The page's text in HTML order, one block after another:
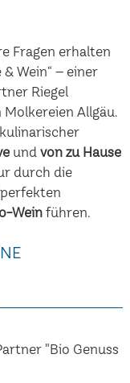
Fragen erhalten
Wein“ – einer
Riegel
Molkereien Allgäu.
und von zu Hause
durch die
Weinführen.
"Bio Genuss